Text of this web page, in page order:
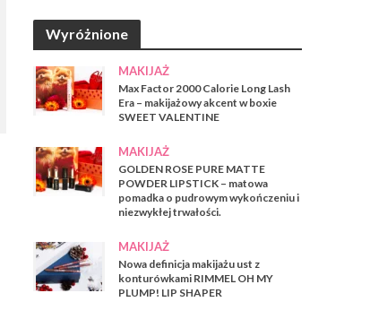
Wyróżnione
MAKIJAŻ
Max Factor 2000 Calorie Long Lash
Era – makijażowy akcent w boxie
SWEET VALENTINE
MAKIJAŻ
GOLDEN ROSE PURE MATTE
POWDER LIPSTICK – matowa
pomadka o pudrowym wykończeniu i
niezwykłej trwałości.
MAKIJAŻ
Nowa definicja makijażu ust z
konturówkami RIMMEL OH MY
PLUMP! LIP SHAPER